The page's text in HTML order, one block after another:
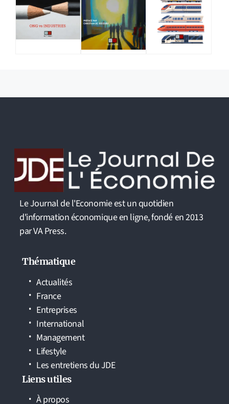
Le Journal de l'Economie est un quotidien
d'information économique en ligne, fondé en 2013
par VA Press.
Thématique
Actualités
France
Entreprises
International
Management
Lifestyle
Les entretiens du JDE
Liens utiles
À propos